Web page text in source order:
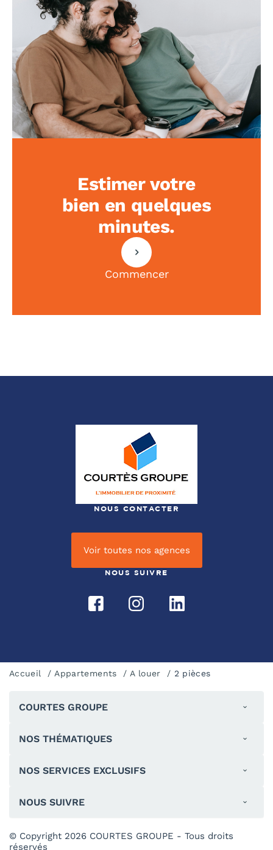
Estimer votre
bien en quelques
minutes.
Commencer
NOUS CONTACTER
Voir toutes nos agences
NOUS SUIVRE
Accueil Appartements A louer 2 pièces
COURTES GROUPE
NOS THÉMATIQUES
NOS SERVICES EXCLUSIFS
NOUS SUIVRE
© Copyright 2026 COURTES GROUPE - Tous droits
réservés